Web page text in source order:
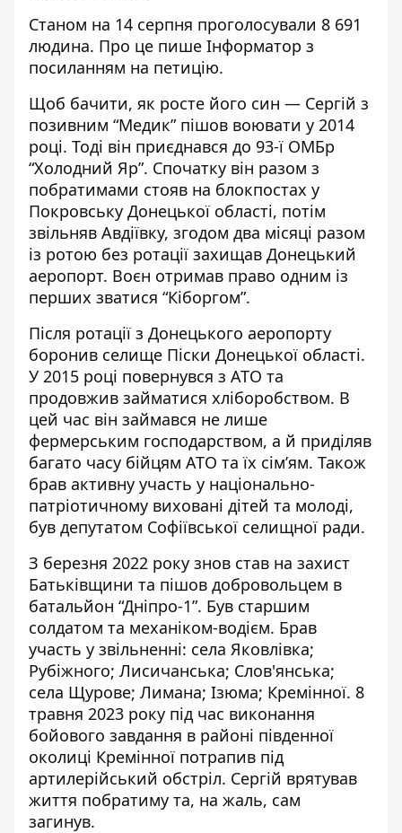
Станом на 14 серпня проголосували 8 691
людина. Про це пише Інформатор з
посиланням на петицію.
Щоб бачити, як росте його син — Сергій з
позивним “Медик” пішов воювати у 2014
році. Тоді він приєднався до 93-ї ОМБр
“Холодний Яр”. Спочатку він разом з
побратимами стояв на блокпостах у
Покровську Донецької області, потім
звільняв Авдіївку, згодом два місяці разом
із ротою без ротації захищав Донецький
аеропорт. Воєн отримав право одним із
перших зватися “Кіборгом”.
Після ротації з Донецького аеропорту
боронив селище Піски Донецької області.
У 2015 році повернувся з АТО та
продовжив займатися хліборобством. В
цей час він займався не лише
фермерським господарством, а й приділяв
багато часу бійцям АТО та їх сім’ям. Також
брав активну участь у національно-
патріотичному виховані дітей та молоді,
був депутатом Софіївської селищної ради.
З березня 2022 року знов став на захист
Батьківщини та пішов добровольцем в
батальйон “Дніпро-1”. Був старшим
солдатом та механіком-водієм. Брав
участь у звільненні: села Яковлівка;
Рубіжного; Лисичанська; Слов'янська;
села Щурове; Лимана; Ізюма; Кремінної. 8
травня 2023 року під час виконання
бойового завдання в районі південної
околиці Кремінної потрапив під
артилерійський обстріл. Сергій врятував
життя побратиму та, на жаль, сам
загинув.